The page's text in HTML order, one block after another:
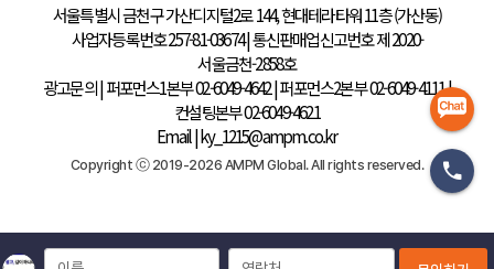
㈜에이엠피엠글로벌 | 대표. 김종규